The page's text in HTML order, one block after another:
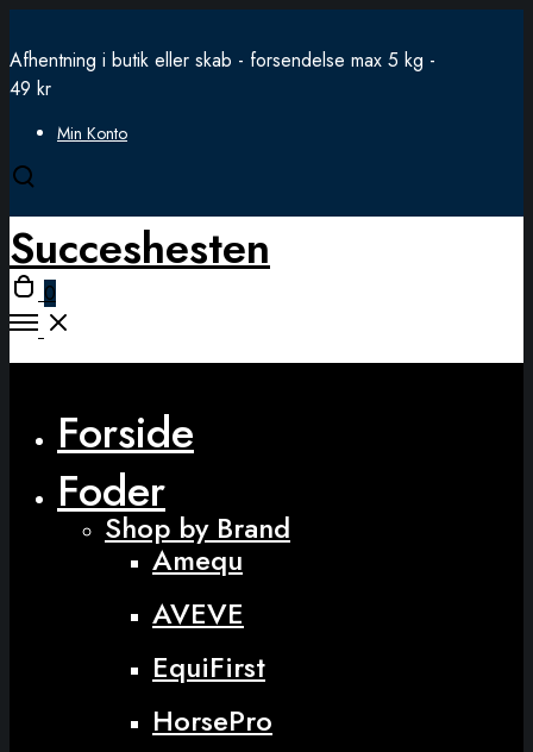
Afhentning i butik eller skab - forsendelse max 5 kg -
49 kr
Min Konto
Open
modal
Succeshesten
Open
cart
0
Open
Forside
Foder
Shop by Brand
Amequ
AVEVE
EquiFirst
HorsePro